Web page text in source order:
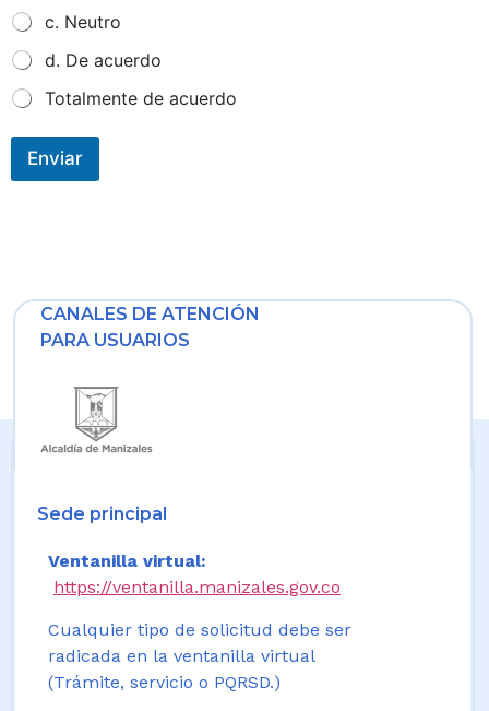
c. Neutro
d. De acuerdo
Totalmente de acuerdo
Enviar
CANALES DE ATENCIÓN
PARA USUARIOS
Sede principal
Ventanilla virtual:
https://ventanilla.manizales.gov.co
Cualquier tipo de solicitud debe ser
radicada en la ventanilla virtual
(Trámite, servicio o PQRSD.)